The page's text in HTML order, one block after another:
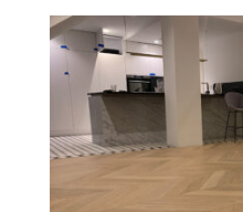
Revesen
Kolekcie
Trieda Podláh